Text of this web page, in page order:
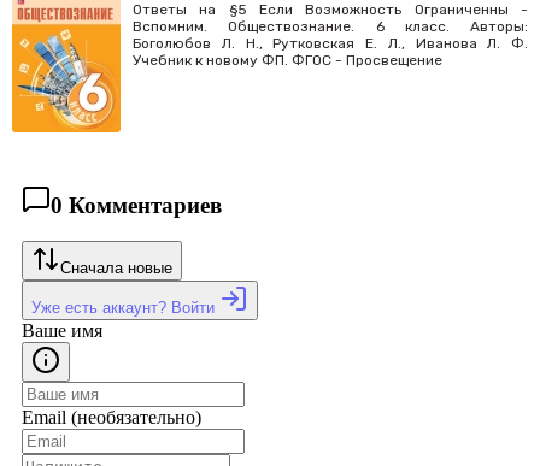
Ответы на §5 Если Возможность Ограниченны -
Вспомним. Обществознание. 6 класс. Авторы:
Боголюбов Л. Н., Рутковская Е. Л., Иванова Л. Ф.
Учебник к новому ФП. ФГОС - Просвещение